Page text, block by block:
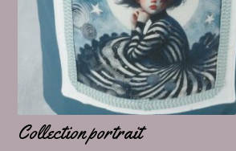
Collection portrait
être
choisies
page
du